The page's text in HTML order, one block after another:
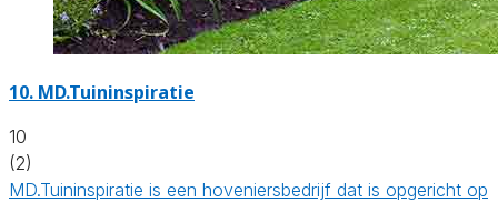
10. MD.Tuininspiratie
10
(2)
MD.Tuininspiratie is een hoveniersbedrijf dat is opgericht op